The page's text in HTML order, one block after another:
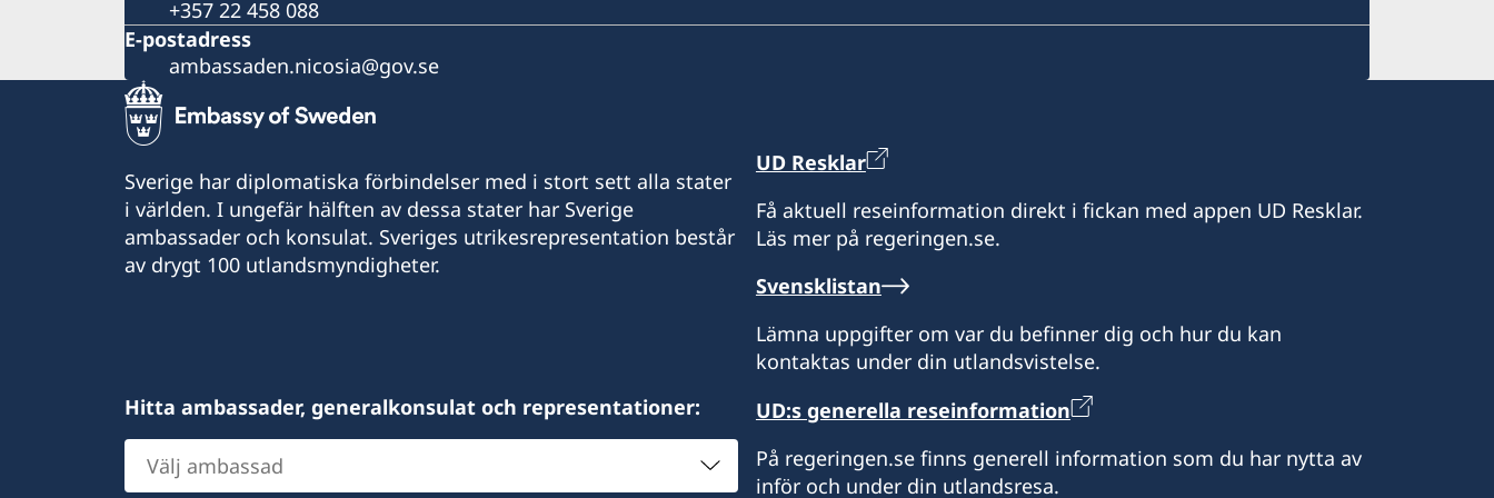
+357 22 458 088
E-postadress
ambassaden.nicosia@gov.se
Sverige har diplomatiska förbindelser med i stort sett alla stater
i världen. I ungefär hälften av dessa stater har Sverige
ambassader och konsulat. Sveriges utrikesrepresentation består
av drygt 100 utlandsmyndigheter.
Hitta ambassader, generalkonsulat och representationer:
Välj
ambassad
UD Resklar
Få aktuell reseinformation direkt i fickan med appen UD Resklar.
Läs mer på regeringen.se.
Svensklistan
Lämna uppgifter om var du befinner dig och hur du kan
kontaktas under din utlandsvistelse.
UD:s generella reseinformation
På regeringen.se finns generell information som du har nytta av
inför och under din utlandsresa.